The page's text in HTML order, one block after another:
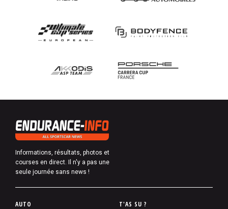
Informations, résultats, photos et
courses en direct. Il n'y a pas une
seule journée sans news !
P
AUTO T'AS SU ?